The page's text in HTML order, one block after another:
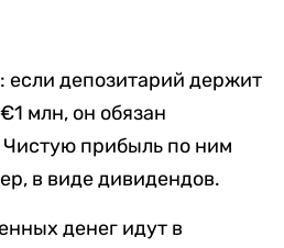
если депозитарий держит
млн, он обязан
Чистую прибыль по ним
в виде дивидендов.
денег идут в